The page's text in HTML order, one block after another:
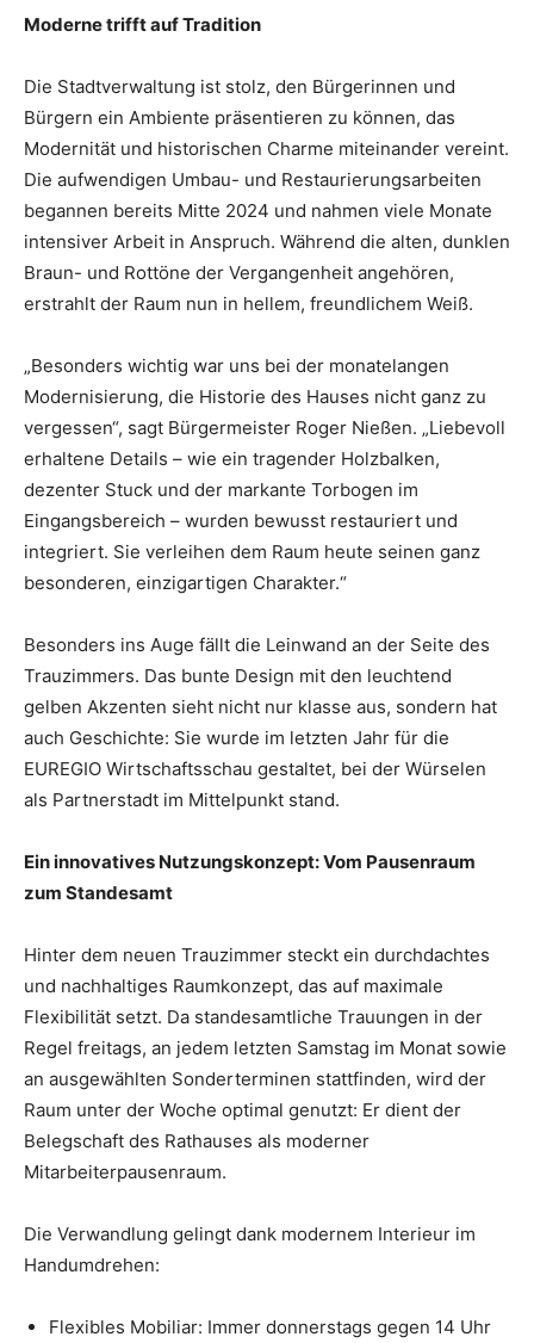
Moderne trifft auf Tradition
Die Stadtverwaltung ist stolz, den Bürgerinnen und
Bürgern ein Ambiente präsentieren zu können, das
Modernität und historischen Charme miteinander vereint.
Die aufwendigen Umbau- und Restaurierungsarbeiten
begannen bereits Mitte 2024 und nahmen viele Monate
intensiver Arbeit in Anspruch. Während die alten, dunklen
Braun- und Rottöne der Vergangenheit angehören,
erstrahlt der Raum nun in hellem, freundlichem Weiß.
„Besonders wichtig war uns bei der monatelangen
Modernisierung, die Historie des Hauses nicht ganz zu
vergessen“, sagt Bürgermeister Roger Nießen. „Liebevoll
erhaltene Details – wie ein tragender Holzbalken,
dezenter Stuck und der markante Torbogen im
Eingangsbereich – wurden bewusst restauriert und
integriert. Sie verleihen dem Raum heute seinen ganz
besonderen, einzigartigen Charakter.“
Besonders ins Auge fällt die Leinwand an der Seite des
Trauzimmers. Das bunte Design mit den leuchtend
gelben Akzenten sieht nicht nur klasse aus, sondern hat
auch Geschichte: Sie wurde im letzten Jahr für die
EUREGIO Wirtschaftsschau gestaltet, bei der Würselen
als Partnerstadt im Mittelpunkt stand.
Ein innovatives Nutzungskonzept: Vom Pausenraum
zum Standesamt
Hinter dem neuen Trauzimmer steckt ein durchdachtes
und nachhaltiges Raumkonzept, das auf maximale
Flexibilität setzt. Da standesamtliche Trauungen in der
Regel freitags, an jedem letzten Samstag im Monat sowie
an ausgewählten Sonderterminen stattfinden, wird der
Raum unter der Woche optimal genutzt: Er dient der
Belegschaft des Rathauses als moderner
Mitarbeiterpausenraum.
Die Verwandlung gelingt dank modernem Interieur im
Handumdrehen:
Flexibles Mobiliar: Immer donnerstags gegen 14 Uhr